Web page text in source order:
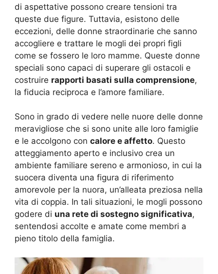
di aspettative possono creare tensioni tra
queste due figure. Tuttavia, esistono delle
eccezioni, delle donne straordinarie che sanno
accogliere e trattare le mogli dei propri figli
come se fossero le loro mamme. Queste donne
speciali sono capaci di superare gli ostacoli e
costruire rapporti basati sulla comprensione,
la fiducia reciproca e l’amore familiare.
Sono in grado di vedere nelle nuore delle donne
meravigliose che si sono unite alle loro famiglie
e le accolgono con calore e affetto. Questo
atteggiamento aperto e inclusivo crea un
ambiente familiare sereno e armonioso, in cui la
suocera diventa una figura di riferimento
amorevole per la nuora, un’alleata preziosa nella
vita di coppia. In tali situazioni, le mogli possono
godere di una rete di sostegno significativa,
sentendosi accolte e amate come membri a
pieno titolo della famiglia.